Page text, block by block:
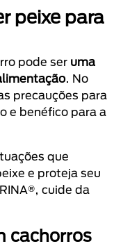
peixe para
pode ser uma
. No
precauções para
e benéfico para a
que
e proteja seu
cuide da
cachorros